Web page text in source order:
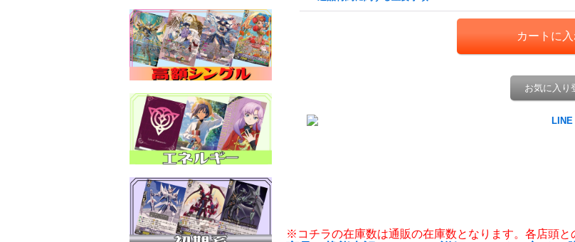
お気に入り
※コチラの在庫数は通販の在庫数となります。各店頭と